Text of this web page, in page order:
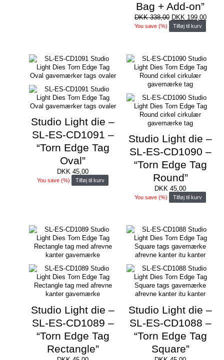
Bag + Add-on”
DKK338,00 Den
oprindelige
pris
DKK199,00Den
pris
You save (%) Tilføj til kurv
Studio Light die –
SL-ES-CD1091 –
“Torn Edge Tag
Oval”
DKK 45,00
You save(%) Tilføj til kurv
Studio Light die –
SL-ES-CD1090 –
“Torn Edge Tag
Round”
DKK 45,00
You save (%) Tilføj til kurv
Studio Light die –
SL-ES-CD1089 –
“Torn Edge Tag
Rectangle”
Studio Light die –
SL-ES-CD1088 –
“Torn Edge Tag
Square”